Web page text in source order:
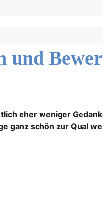
und
eher weniger
ganz schön zur Qual